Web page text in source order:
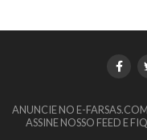
ANUNCIE NO E-FARSAS.COM
ASSINE NOSSO FEED E